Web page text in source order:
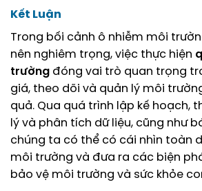
Kết Luận
Trong bối cảnh ô nhiễm môi
nên nghiêm trọng, việc thực hiện
trường đóng vai trò quan trọng
giá, theo dõi và quản lý môi
quả. Qua quá trình lập kế hoạch,
lý và phân tích dữ liệu, cũng như
chúng ta có thể có cái nhìn toàn
môi trường và đưa ra các biện
bảo vệ môi trường và sức khỏe